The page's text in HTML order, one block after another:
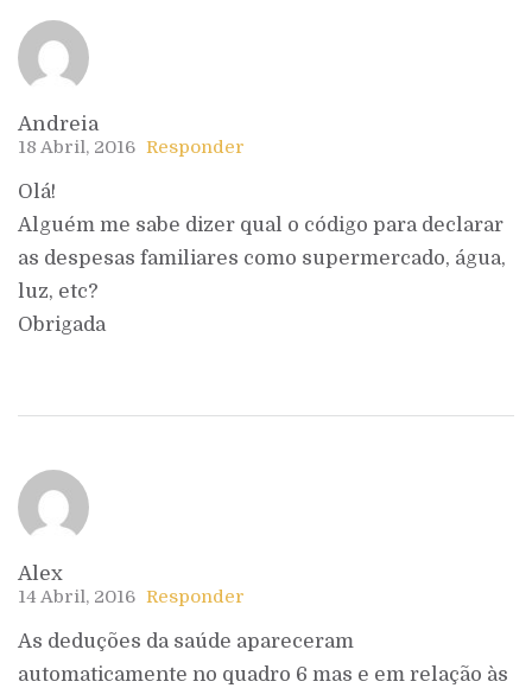
Andreia
18 Abril, 2016 Responder
Olá!
Alguém me sabe dizer qual o código para declarar
as despesas familiares como supermercado, água,
luz, etc?
Obrigada
Alex
14 Abril, 2016 Responder
As deduções da saúde apareceram
automaticamente no quadro 6 mas e em relação às